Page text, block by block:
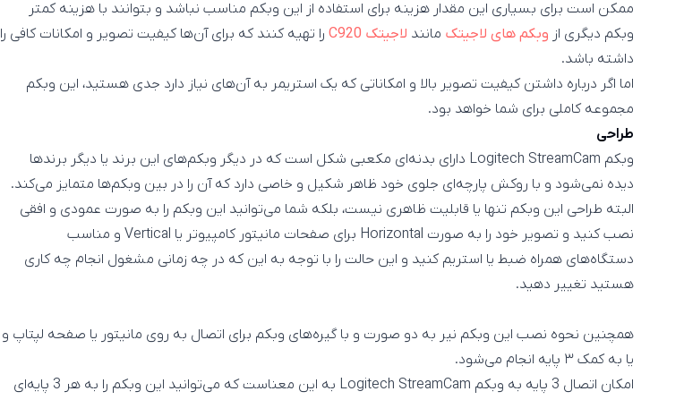
ممکن است برای بسیاری این مقدار هزینه برای استفاده از این وبکم مناسب نباشد و بتوانند با هزینه کمتر
وبکم دیگری از وبکم های لاجیتک مانند لاجیتک C920
را تهیه کنند که برای آن‌ها کیفیت تصویر و امکانات کافی را
داشته باشد.
اما اگر درباره داشتن کیفیت تصویر بالا و امکاناتی که یک استریمر به آن‌‌های نیاز دارد جدی هستید، این وبکم
مجموعه کاملی برای شما خواهد بود.
طراحی
وبکم Logitech StreamCam دارای بدنه‌ای مکعبی شکل است که در دیگر وبکم‌های این برند یا دیگر برندها
دیده نمی‌شود و با روکش پارچه‌ای جلوی خود ظاهر شکیل و خاصی دارد که آن را در بین وبکم‌ها متمایز می‌کند.
البته طراحی این وبکم تنها یا قابلیت ظاهری نیست، بلکه شما می‌توانید این وبکم را به صورت عمودی و افقی
نصب کنید و تصویر خود را به صورت Horizontal برای صفحات مانیتور کامپیوتر یا Vertical و مناسب
دستگاه‌های همراه ضبط یا استریم کنید و این حالت را با توجه به این که در چه زمانی مشغول انجام چه کاری
هستید تغییر دهید.
همچنین نحوه نصب این وبکم نیر به دو صورت و با گیره‌های وبکم برای اتصال به روی مانیتور یا صفحه لپتاپ و
یا به کمک ۳ پایه انجام می‌شود.
امکان اتصال 3 پایه به وبکم Logitech StreamCam به این معناست که می‌توانید این وبکم را به هر 3 پایه‌ای